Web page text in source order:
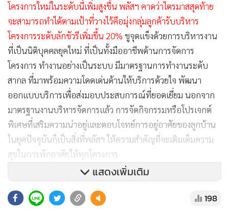
โครงการใหม่ในระดับนี้เพิ่มสูงขึ้น พลัสฯ คาดว่าไตรมาสสุดท้าย
จะสามารถทำได้ตามเป้าที่วางไว้คือมุ่งกลุ่มลูกค้ารับบริหาร
โครงการระดับลักชัวรีเพิ่มขึ้น 20% ชูจุดแข็งด้วยการบริหารงาน
ที่เป็นนิติบุคคลยุคใหม่ ที่เป็นทั้งมืออาชีพด้านการจัดการ
โครงการ ทำงานอย่างเป็นระบบ มีมาตรฐานการทำงานระดับ
สากล ที่มาพร้อมความโดดเด่นด้านให้บริการด้วยใจ พัฒนา
ออกแบบบริการเพื่อส่งมอบประสบการณ์ที่ยอดเยี่ยม นอกจาก
มาตรฐานงานบริหารจัดการแล้ว การจัดกิจกรรมหรือโปรเจกต์
พิเศษที่เสริมความน่าอยู่และตอบโจทย์การอยู่อาศัยของลูกบ้าน
ในยุคปัจจุบันก็เป็นสิ่งที่พลัสฯ ให้ความสำคัญที่จะเติมเต็มความ
สุขในการพักอาศัยให้ทุกโครงการ
พลัส พร็อพเพอร์ตี้ บริหารโครงการที่พักอาศัยกว่า 300 โครงการ
โดยคิดเป็นพื้นที่กว่า 17 ล้านตารางเมตร ยืนยันถึงความสำเร็จใน
แสดงเพิ่มเติม
198